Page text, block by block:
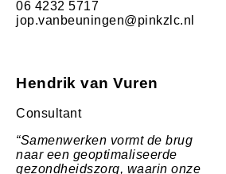
06 4232 5717
jop.vanbeuningen@pinkzlc.nl
Hendrik van Vuren
Consultant
“Samenwerken vormt de brug
naar een geoptimaliseerde
gezondheidszorg, waarin onze